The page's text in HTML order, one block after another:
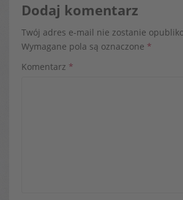
Dodaj komentarz
Twój adres e-mail nie zostanie
Wymagane pola są oznaczone *
Komentarz *